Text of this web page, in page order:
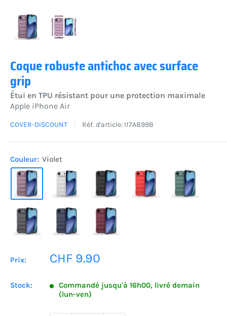
Coque robuste antichoc avec surface
grip
Étui en TPU résistant pour une protection maximale
Apple iPhone Air
COVER-DISCOUNT Réf. d'article: I17A899B
Couleur: Violet
Prix:
Prix
CHF 9.90
Stock:
Commandé jusqu'à 16h00, livré demain
(lun-ven)